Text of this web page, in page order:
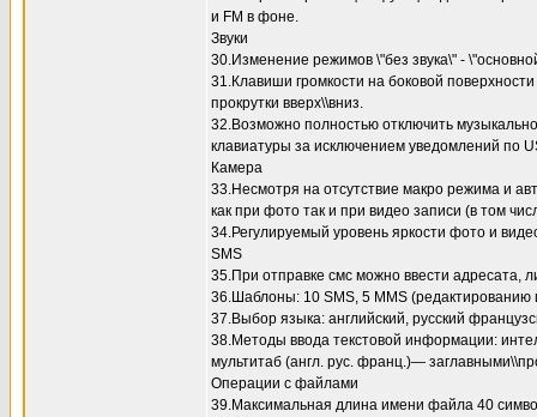
и FM в фоне.
Звуки
30.Изменение режимов \"без звука\" -
31.Клавиши громкости на боковой
прокрутки вверх\\вниз.
32.Возможно полностью отключить
клавиатуры за исключением уведомлений по
Камера
33.Несмотря на отсутствие макро режима и
как при фото так и при видео записи (в том
34.Регулируемый уровень яркости фото и
SMS
35.При отправке смс можно ввести адресата,
36.Шаблоны: 10 SMS, 5 MMS
37.Выбор языка: английский, русский
38.Методы ввода текстовой информации:
мультитаб (англ. рус. франц.)—
Операции с файлами
39.Максимальная длина имени файла 40